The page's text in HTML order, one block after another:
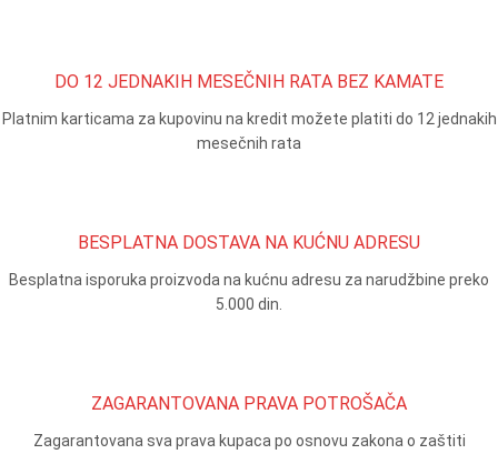
DO 12 JEDNAKIH MESEČNIH RATA BEZ KAMATE
Platnim karticama za kupovinu na kredit možete platiti do 12 jednakih
mesečnih rata
BESPLATNA DOSTAVA NA KUĆNU ADRESU
Besplatna isporuka proizvoda na kućnu adresu za narudžbine preko
5.000 din.
ZAGARANTOVANA PRAVA POTROŠAČA
Zagarantovana sva prava kupaca po osnovu zakona o zaštiti